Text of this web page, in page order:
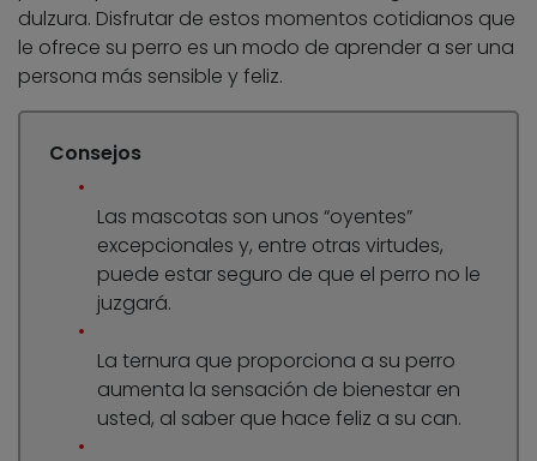
dulzura. Disfrutar de estos momentos cotidianos que
le ofrece su perro es un modo de aprender a ser una
persona más sensible y feliz.
Consejos
Las mascotas son unos “oyentes”
excepcionales y, entre otras virtudes,
puede estar seguro de que el perro no le
juzgará.
La ternura que proporciona a su perro
aumenta la sensación de bienestar en
usted, al saber que hace feliz a su can.